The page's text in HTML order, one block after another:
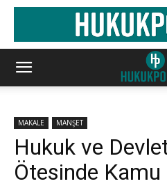
MAKALE MANŞET
Hukuk ve
Ötesinde